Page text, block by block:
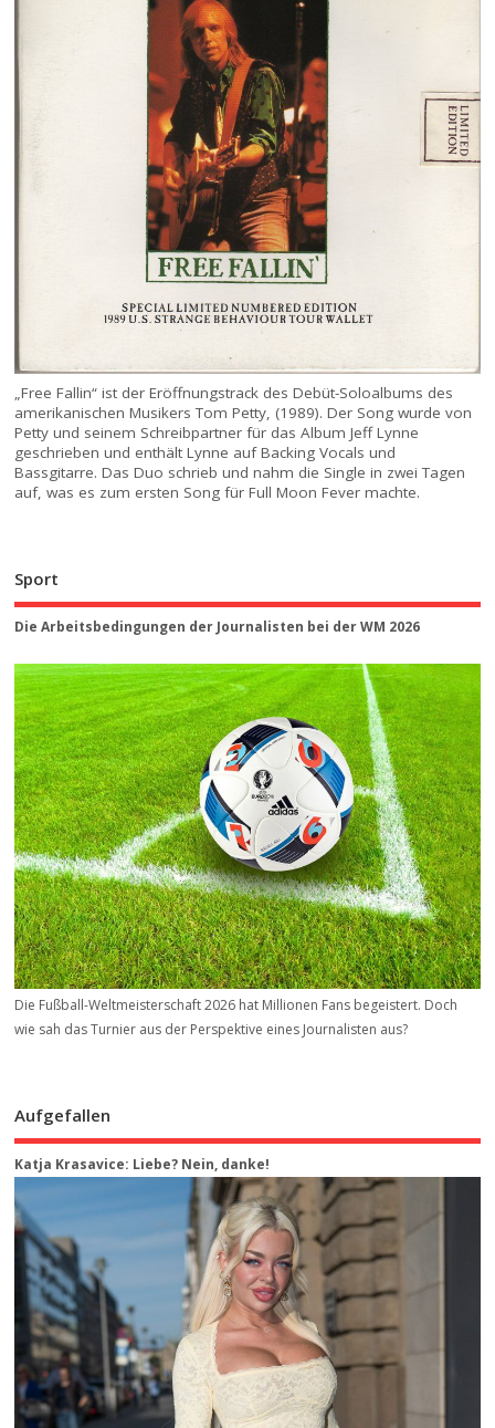
„Free Fallin“ ist der Eröffnungstrack des Debüt-Soloalbums des
amerikanischen Musikers Tom Petty, (1989). Der Song wurde von
Petty und seinem Schreibpartner für das Album Jeff Lynne
geschrieben und enthält Lynne auf Backing Vocals und
Bassgitarre. Das Duo schrieb und nahm die Single in zwei Tagen
auf, was es zum ersten Song für Full Moon Fever machte.
Sport
Die Arbeitsbedingungen der Journalisten bei der WM 2026
Die Fußball-Weltmeisterschaft 2026 hat Millionen Fans begeistert. Doch
wie sah das Turnier aus der Perspektive eines Journalisten aus?
Aufgefallen
Katja Krasavice: Liebe? Nein, danke!